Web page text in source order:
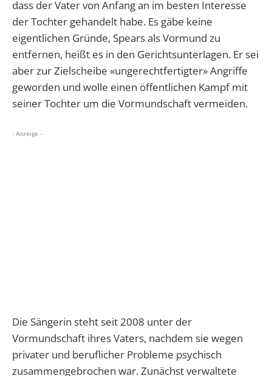
dass der Vater von Anfang an im besten Interesse
der Tochter gehandelt habe. Es gäbe keine
eigentlichen Gründe, Spears als Vormund zu
entfernen, heißt es in den Gerichtsunterlagen. Er sei
aber zur Zielscheibe «ungerechtfertigter» Angriffe
geworden und wolle einen öffentlichen Kampf mit
seiner Tochter um die Vormundschaft vermeiden.
- Anzeige -
Die Sängerin steht seit 2008 unter der
Vormundschaft ihres Vaters, nachdem sie wegen
privater und beruflicher Probleme psychisch
zusammengebrochen war. Zunächst verwaltete